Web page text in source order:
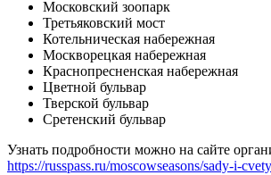
Московский зоопарк
Третьяковский мост
Котельническая набережная
Москворецкая набережная
Краснопресненская набережная
Цветной бульвар
Тверской бульвар
Сретенский бульвар
Узнать подробности можно на сайте
https://russpass.ru/moscowseasons/sady-i-